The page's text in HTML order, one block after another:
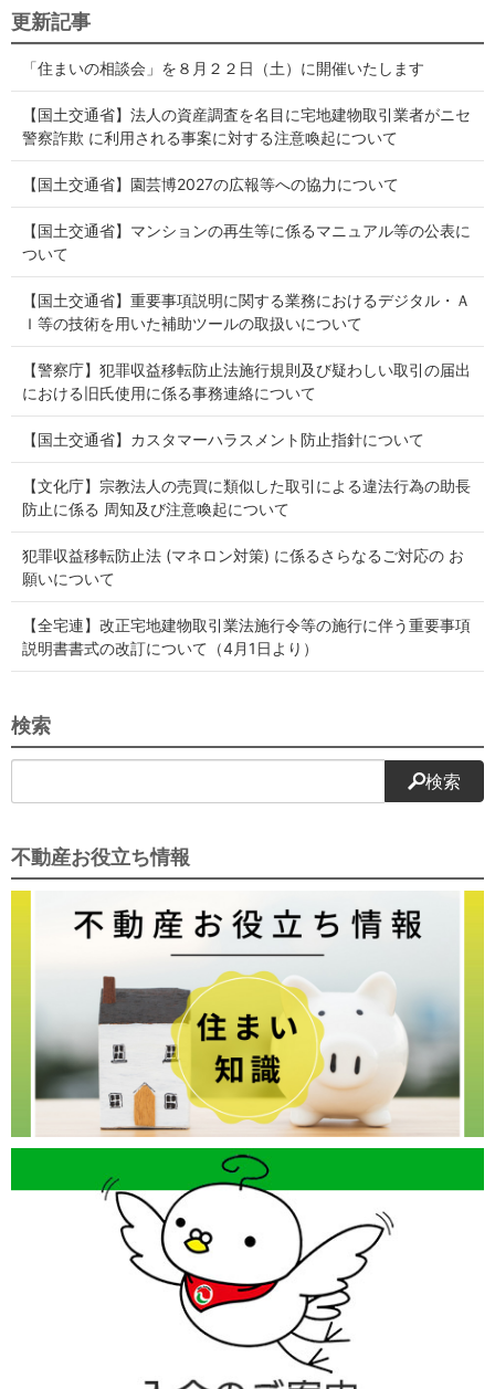
更新記事
「住まいの相談会」を８月２２日（土）に開催いたします
【国土交通省】法人の資産調査を名目に宅地建物取引業者がニセ
警察詐欺 に利用される事案に対する注意喚起について
【国土交通省】園芸博2027の広報等への協力について
【国土交通省】マンションの再生等に係るマニュアル等の公表に
ついて
【国土交通省】重要事項説明に関する業務におけるデジタル・Ａ
Ｉ等の技術を用いた補助ツールの取扱いについて
【警察庁】犯罪収益移転防止法施行規則及び疑わしい取引の届出
における旧氏使用に係る事務連絡について
【国土交通省】カスタマーハラスメント防止指針について
【文化庁】宗教法人の売買に類似した取引による違法行為の助長
防止に係る 周知及び注意喚起について
犯罪収益移転防止法 (マネロン対策) に係るさらなるご対応の お
願いについて
【全宅連】改正宅地建物取引業法施行令等の施行に伴う重要事項
説明書書式の改訂について（4月1日より）
検索
検索
不動産お役立ち情報